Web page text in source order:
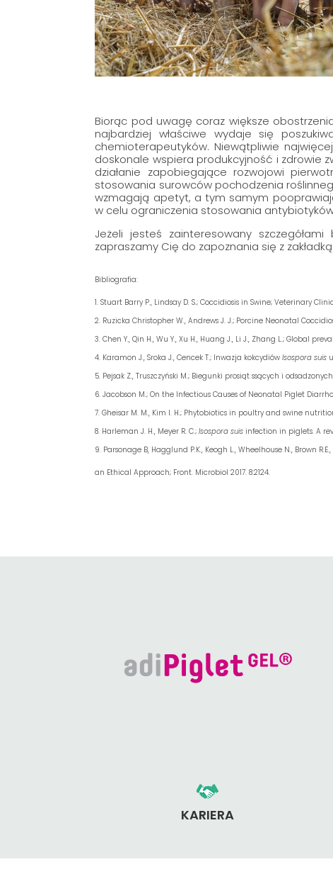
Biorąc pod uwagę coraz większe
najbardziej właściwe wydaje się
chemioterapeutyków. Niewątpliwie
doskonale wspiera produkcyjność i zdrowie
działanie zapobiegające rozwojowi
stosowania surowców pochodzenia
wzmagają apetyt, a tym samym
w celu ograniczenia stosowania
Jeżeli jesteś zainteresowany
zapraszamy Cię do zapoznania się z
Bibliografia:
Stuart Barry P., Lindsay D. S.; Coccidiosis in Swine;Veterinary
Ruzicka Christopher W., Andrews J. J.; Porcine Neonatal
Chen Y., Qin H., Wu Y., Xu H., Huang J., Li J., Zhang L.; Global
Karamon J., Sroka J., Cencek T.; Inwazja kokcydiówIsospora suis
Pejsak Z., Truszczyński M.; Biegunki prosiąt ssących i
Jacobson M.; On the Infectious Causes of Neonatal Piglet
Gheisar M. M., Kim I. H.; Phytobiotics in poultry and swine
Harleman J. H., Meyer R. C.;Isospora suis infection in piglets. A
Parsonage B, Hagglund P.K., Keogh L., Wheelhouse N., Brown
an Ethical Approach; Front. Microbiol 2017. 8:2124.
KARIERA